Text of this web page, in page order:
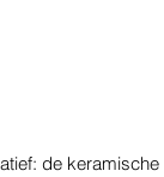
de keramische